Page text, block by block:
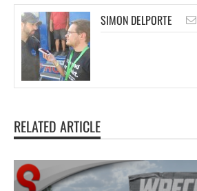
SIMON DELPORTE
RELATED ARTICLE